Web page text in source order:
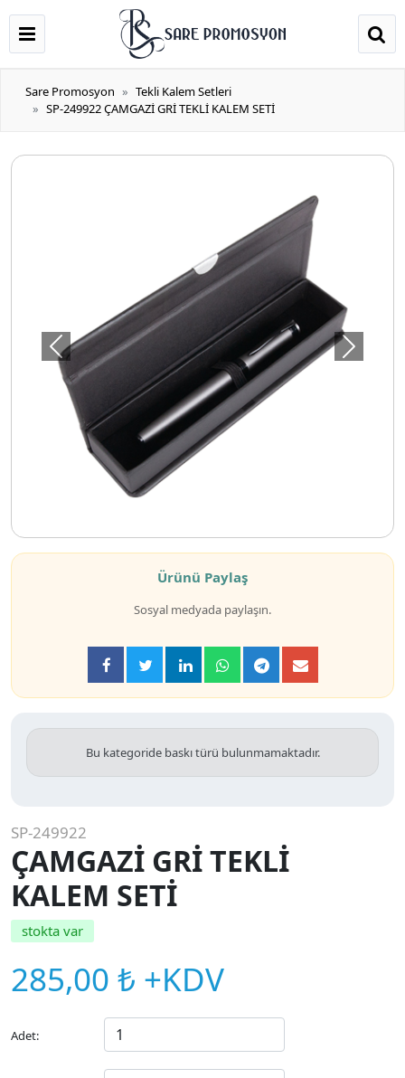
Sare Promosyon
Tekli Kalem Setleri
SP-249922 ÇAMGAZİ GRİ TEKLİ KALEM SETİ
Önceki Sonraki
Ürünü Paylaş
Sosyal medyada paylaşın.
Bu kategoride baskı türü bulunmamaktadır.
SP-249922
ÇAMGAZİ GRİ TEKLİ
KALEM SETİ
stokta var
285,00 ₺ +KDV
Adet: